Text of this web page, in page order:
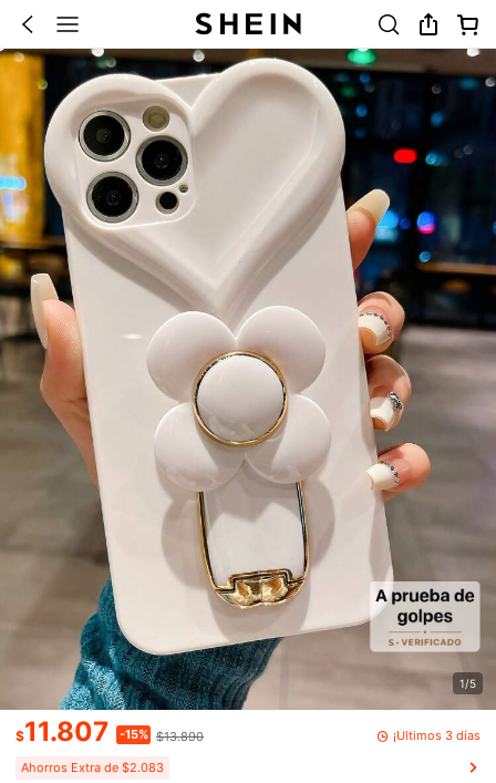
1/5
$11.807 -15% $13.890 ¡Últimos 3 días
Ahorros Extra de $2.083